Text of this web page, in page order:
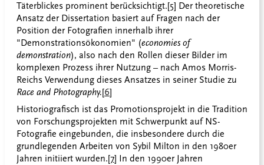
Täterblickes prominent berücksichtigt.[5] Der theoretische
Ansatz der Dissertation basiert auf Fragen nach der
Position der Fotografien innerhalb ihrer
"Demonstrationsökonomien" (economies of
demonstration), also nach den Rollen dieser Bilder im
komplexen Prozess ihrer Nutzung – nach Amos Morris-
Reichs Verwendung dieses Ansatzes in seiner Studie zu
Race and Photography.[6]
Historiografisch ist das Promotionsprojekt in die Tradition
von Forschungsprojekten mit Schwerpunkt auf NS-
Fotografie eingebunden, die insbesondere durch die
grundlegenden Arbeiten von Sybil Milton in den 1980er
Jahren initiiert wurden.[7]
In den 1990er Jahren